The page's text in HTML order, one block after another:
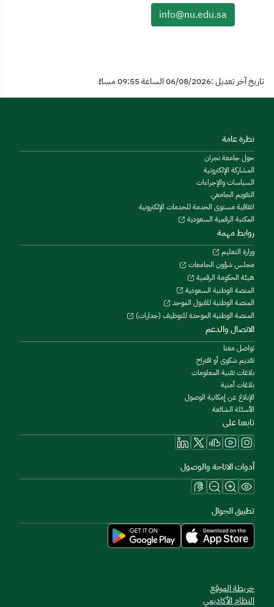
info@nu.edu.sa
تاريخ آخر تعديل :06/08/2026 الساعة 09:55 مساءً
نظرة عامة
حول جامعة نجران
المشاركة الإلكترونية
السياسات والإجراءات
التقويم الجامعي
اتفاقية مستوى الخدمة للخدمات الإلكترونية
المكتبة الرقمية السعودية
روابط مهمة
وزارة التعليم
مجلس شؤون الجامعات
هيئة الحكومة الرقمية
المنصة الوطنية السعودية
المنصة الوطنية للقبول الموحد
المنصة الوطنية الموحدة للتوظيف (جدارات)
الاتصال والدعم
تواصل معنا
تقديم شكوى أو اقتراح
بلاغات تقنية المعلومات
بلاغات أمنية
الإبلاغ عن إمكانية الوصول
الأسئلة الشائعة
تابعنا على
أدوات الاتاحة والوصول
تطبيق الجوال
خريطة الموقع
النظام الأكاديمي